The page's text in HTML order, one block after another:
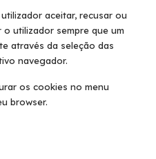
aceitar, recusar ou
utilizador sempre que um
através da seleção das
navegador.
os cookies no menu
browser.